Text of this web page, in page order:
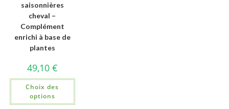
saisonnières
cheval –
Complément
enrichi à base de
plantes
49,10 €
Choix des
options